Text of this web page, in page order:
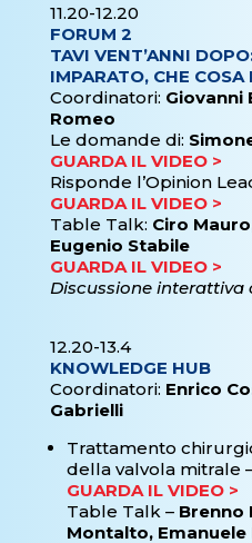
11.20-12.20
FORUM 2
TAVI VENT’ANNI
IMPARATO, CHE COSA
Coordinatori: Giovanni
Romeo
Le domande di:
GUARDA IL VIDEO >
Risponde l’Opinion
GUARDA IL VIDEO >
Table Talk: Ciro
Eugenio Stabile
GUARDA IL VIDEO >
Discussione
12.20-13.4
KNOWLEDGE HUB
Coordinatori: Enrico
Gabrielli
Trattamento
della valvola mitrale
GUARDA IL VIDEO >
Table Talk – Brenno
Montalto, Emanuele